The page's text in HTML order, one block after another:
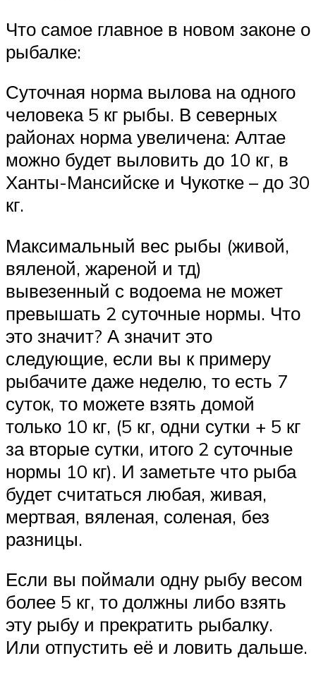
Что самое главное в новом законе о
рыбалке:
Суточная норма вылова на одного
человека 5 кг рыбы. В северных
районах норма увеличена: Алтае
можно будет выловить до 10 кг, в
Ханты-Мансийске и Чукотке – до 30
кг.
Максимальный вес рыбы (живой,
вяленой, жареной и тд)
вывезенный с водоема не может
превышать 2 суточные нормы. Что
это значит? А значит это
следующие, если вы к примеру
рыбачите даже неделю, то есть 7
суток, то можете взять домой
только 10 кг, (5 кг, одни сутки + 5 кг
за вторые сутки, итого 2 суточные
нормы 10 кг). И заметьте что рыба
будет считаться любая, живая,
мертвая, вяленая, соленая, без
разницы.
Если вы поймали одну рыбу весом
более 5 кг, то должны либо взять
эту рыбу и прекратить рыбалку.
Или отпустить её и ловить дальше.